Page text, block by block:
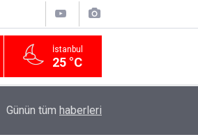
İstanbul
25 °C
Günün tüm haberleri